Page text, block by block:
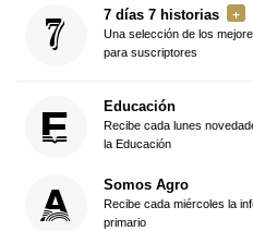
7 días 7 historias
Una selección de los
para suscriptores
Educación
Recibe cada lunes
la Educación
Somos Agro
Recibe cada miércoles la
primario